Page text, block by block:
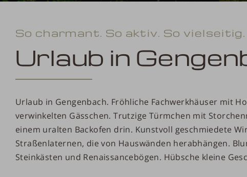
So charmant. So aktiv. So vielseitig.
Urlaub in
Urlaub in Gengenbach. Fröhliche Fachwerkhäuser mit
verwinkelten Gässchen. Trutzige Türmchen mit
einem uralten Backofen drin. Kunstvoll geschmiedete
Straßenlaternen, die von Hauswänden herabhängen.
Steinkästen und Renaissancebögen. Hübsche kleine